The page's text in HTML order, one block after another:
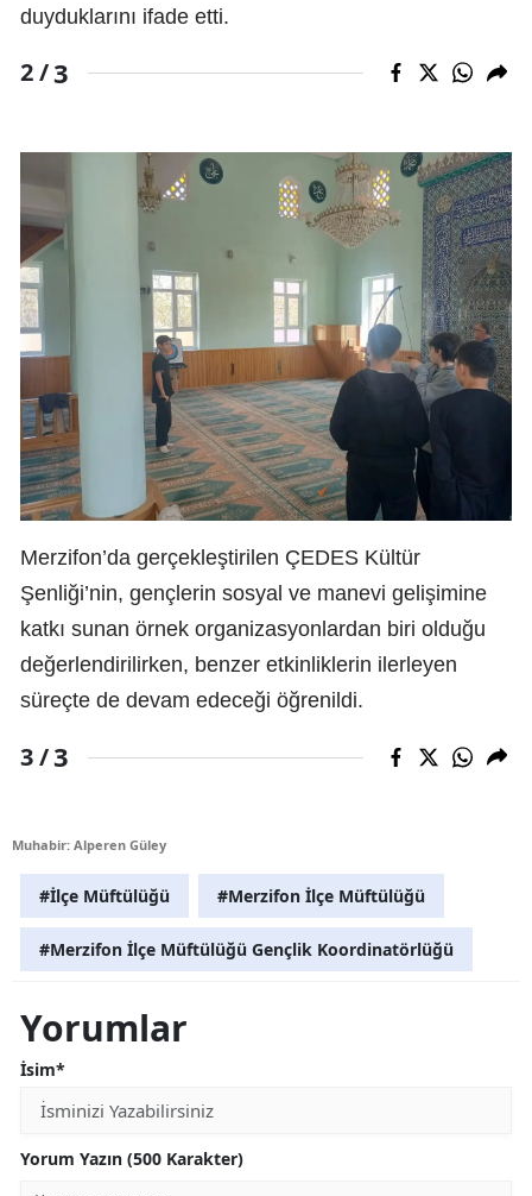
duyduklarını ifade etti.
2 /3
Merzifon’da gerçekleştirilen ÇEDES Kültür
Şenliği’nin, gençlerin sosyal ve manevi gelişimine
katkı sunan örnek organizasyonlardan biri olduğu
değerlendirilirken, benzer etkinliklerin ilerleyen
süreçte de devam edeceği öğrenildi.
3 /3
Muhabir: Alperen Güley
#İlçe Müftülüğü #Merzifon İlçe Müftülüğü
#Merzifon İlçe Müftülüğü Gençlik Koordinatörlüğü
Yorumlar
İsim*
Yorum Yazın (500 Karakter)